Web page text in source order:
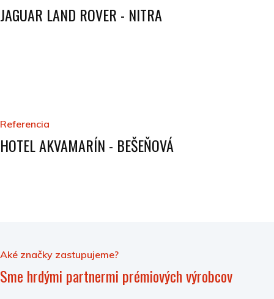
JAGUAR LAND ROVER - NITRA
Referencia
HOTEL AKVAMARÍN - BEŠEŇOVÁ
Aké značky zastupujeme?
Sme hrdými partnermi prémiových výrobcov